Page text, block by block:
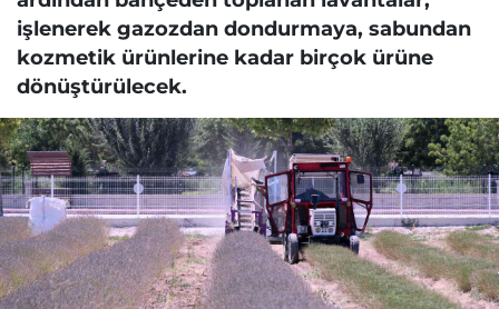
işlenerek gazozdan dondurmaya, sabundan
kozmetik ürünlerine kadar birçok ürüne
dönüştürülecek.